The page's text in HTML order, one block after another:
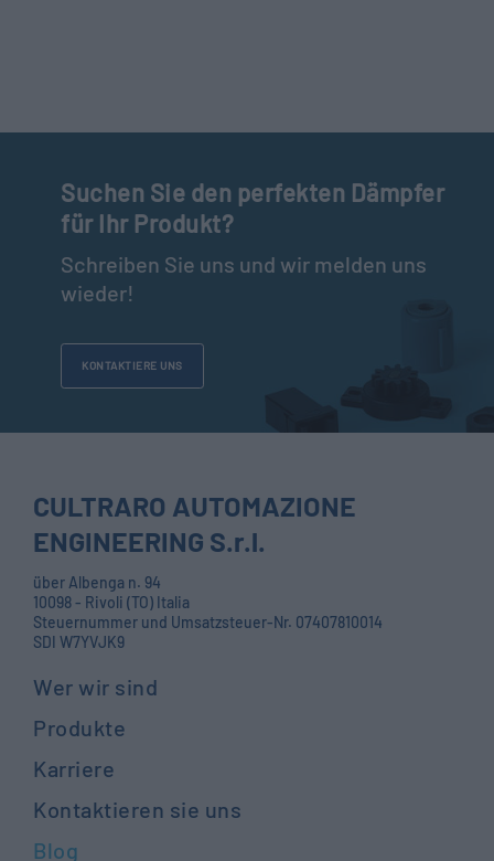
Suchen Sie den perfekten Dämpfer
für Ihr Produkt?
Schreiben Sie uns und wir melden uns
wieder!
KONTAKTIERE UNS
CULTRARO AUTOMAZIONE
ENGINEERING S.r.l.
über Albenga n. 94
10098 - Rivoli (TO) Italia
Steuernummer und Umsatzsteuer-Nr. 07407810014
SDI W7YVJK9
Wer wir sind
Produkte
Karriere
Kontaktieren sie uns
Blog